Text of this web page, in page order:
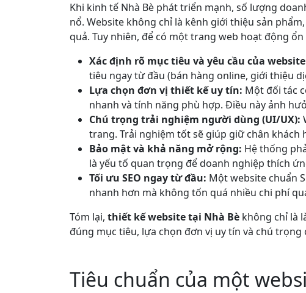
Khi kinh tế Nhà Bè phát triển mạnh, số lượng
nổ. Website không chỉ là kênh giới thiệu sản
quả. Tuy nhiên, để có một trang web hoạt động
Xác định rõ mục tiêu và yêu cầu của
tiêu ngay từ đầu (bán hàng online, giới thiệu
Lựa chọn đơn vị thiết kế uy tín: Một đối tác
nhanh và tính năng phù hợp. Điều này ảnh
Chú trọng trải nghiệm người dùng (UI/UX):
trang. Trải nghiệm tốt sẽ giúp giữ chân khách
Bảo mật và khả năng mở rộng: Hệ thống
là yếu tố quan trọng để doanh nghiệp thích
Tối ưu SEO ngay từ đầu: Một website chuẩn
nhanh hơn mà không tốn quá nhiều chi phí
Tóm lại, thiết kế website tại Nhà Bè không chỉ là
đúng mục tiêu, lựa chọn đơn vị uy tín và chú
Tiêu chuẩn của một